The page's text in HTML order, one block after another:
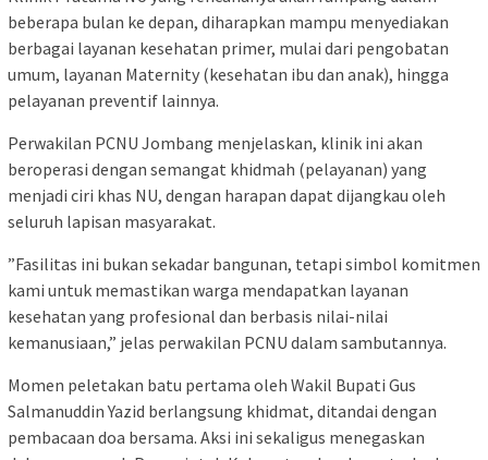
beberapa bulan ke depan, diharapkan mampu menyediakan
berbagai layanan kesehatan primer, mulai dari pengobatan
umum, layanan Maternity (kesehatan ibu dan anak), hingga
pelayanan preventif lainnya.
​Perwakilan PCNU Jombang menjelaskan, klinik ini akan
beroperasi dengan semangat khidmah (pelayanan) yang
menjadi ciri khas NU, dengan harapan dapat dijangkau oleh
seluruh lapisan masyarakat.
​”Fasilitas ini bukan sekadar bangunan, tetapi simbol komitmen
kami untuk memastikan warga mendapatkan layanan
kesehatan yang profesional dan berbasis nilai-nilai
kemanusiaan,” jelas perwakilan PCNU dalam sambutannya.
​Momen peletakan batu pertama oleh Wakil Bupati Gus
Salmanuddin Yazid berlangsung khidmat, ditandai dengan
pembacaan doa bersama. Aksi ini sekaligus menegaskan